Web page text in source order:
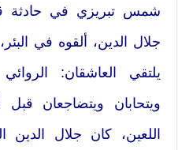
شمس تبريزي في حادثة
‬ويتحابان ويتضاجعان
اللعين،‮ ‬كان جلال